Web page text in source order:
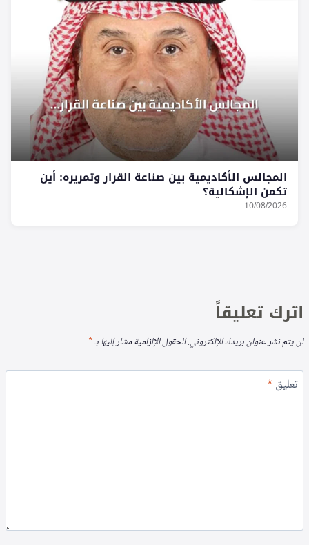
المجالس الأكاديمية بين صناعة القرار وتمريره: أين
تكمن الإشكالية؟
10/08/2026
اترك تعليقاً
لن يتم نشر عنوان بريدك الإلكتروني.الحقول الإلزامية مشار إليها بـ*
تعليق*